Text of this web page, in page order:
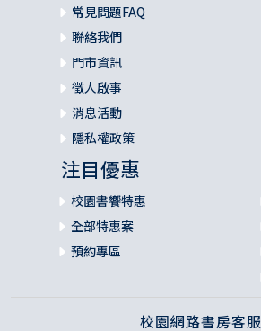
常見問題FAQ
聯絡我們
門市資訊
徵人啟事
消息活動
隱私權政策
注目優惠
校園書饗特惠
全部特惠案
預約專區
校園網路書房客服